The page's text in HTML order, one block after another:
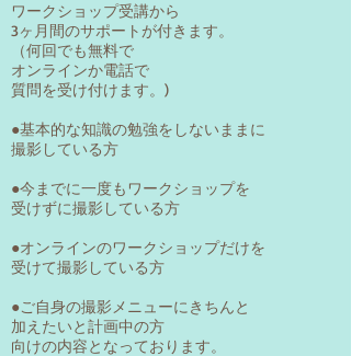
ワークショップ受講から
3ヶ月間のサポートが付きます。
（何回でも無料で
オンラインか電話で
質問を受け付けます。)
●基本的な知識の勉強をしないままに
撮影している方
●今までに一度もワークショップを
受けずに撮影している方
●オンラインのワークショップだけを
受けて撮影している方
●ご自身の撮影メニューにきちんと
加えたいと計画中の方
向けの内容となっております。